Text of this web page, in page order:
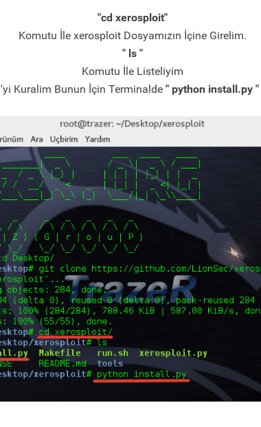
"cd xerosploit"
Komutu İle xerosploit Dosyamızın İçine Girelim.
" ls "
Komutu İle Listeliyim
'yi Kuralim Bunun İçin Terminalde " python install.py "